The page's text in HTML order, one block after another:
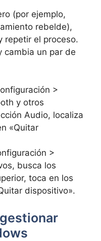
(por ejemplo,
rebelde),
repetir el proceso.
cambia un par de
>
y otros
Audio, localiza
«Quitar
>
busca los
toca en los
dispositivo».